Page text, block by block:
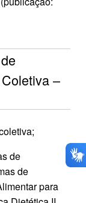
–
de
de
para